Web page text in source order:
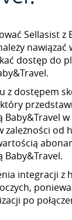
Sellasist z
nawiązać
dostęp do
z dostępem
zależności od
integracji z
po